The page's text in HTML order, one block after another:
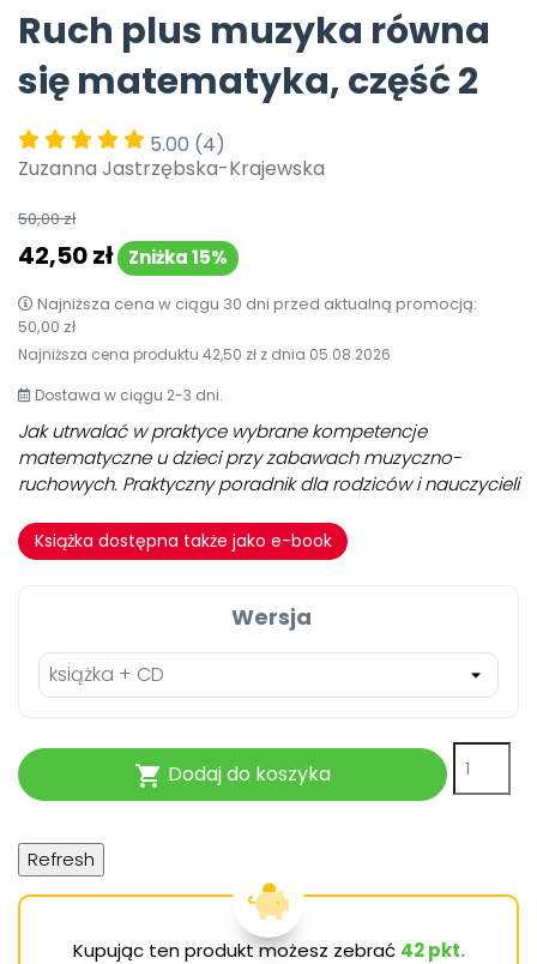
Pomoc
Ruch plus muzyka równa
się matematyka, część 2
5.00 (4)
Zuzanna Jastrzębska-Krajewska
50,00 zł
42,50 zł Zniżka 15%
Najniższa cena w ciągu 30 dni przed aktualną promocją:
50,00 zł
Najniższa cena produktu 42,50 zł z dnia 05.08.2026
Dostawa w ciągu 2-3 dni.
Jak utrwalać w praktyce wybrane kompetencje
matematyczneu dzieci przy zabawach muzyczno-
ruchowych. Praktyczny poradnik dla rodziców i nauczycieli
Książka dostępna także jako e-book
Wersja
 Dodaj do koszyka
Kupując ten produkt możesz zebrać 42pkt.